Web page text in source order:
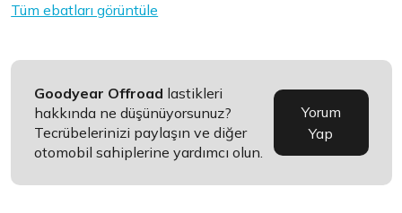
Tüm ebatları görüntüle
Goodyear Offroad lastikleri
hakkında ne düşünüyorsunuz?
Tecrübelerinizi paylaşın ve diğer
otomobil sahiplerine yardımcı olun.
Yorum
Yap